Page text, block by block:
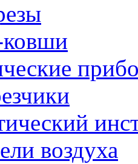
воздуха